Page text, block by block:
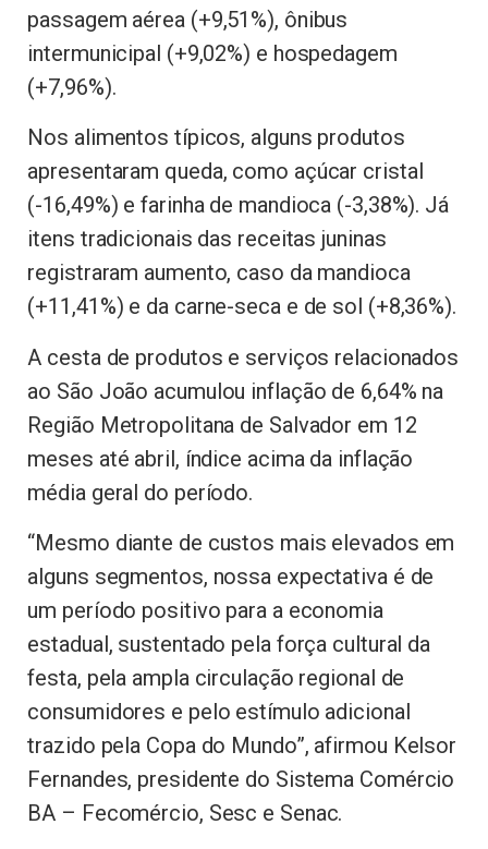
passagem aérea (+9,51%), ônibus
intermunicipal (+9,02%) e hospedagem
(+7,96%).
Nos alimentos típicos, alguns produtos
apresentaram queda, como açúcar cristal
(-16,49%) e farinha de mandioca (-3,38%). Já
itens tradicionais das receitas juninas
registraram aumento, caso da mandioca
(+11,41%) e da carne-seca e de sol (+8,36%).
A cesta de produtos e serviços relacionados
ao São João acumulou inflação de 6,64% na
Região Metropolitana de Salvador em 12
meses até abril, índice acima da inflação
média geral do período.
“Mesmo diante de custos mais elevados em
alguns segmentos, nossa expectativa é de
um período positivo para a economia
estadual, sustentado pela força cultural da
festa, pela ampla circulação regional de
consumidores e pelo estímulo adicional
trazido pela Copa do Mundo”, afirmou Kelsor
Fernandes, presidente do Sistema Comércio
BA – Fecomércio, Sesc e Senac.